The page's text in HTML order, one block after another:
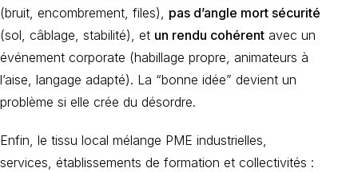
(bruit, encombrement, files), pas d’angle mort sécurité
(sol, câblage, stabilité), et un rendu cohérent avec un
événement corporate (habillage propre, animateurs à
l’aise, langage adapté). La “bonne idée” devient un
problème si elle crée du désordre.
Enfin, le tissu local mélange PME industrielles,
services, établissements de formation et collectivités :